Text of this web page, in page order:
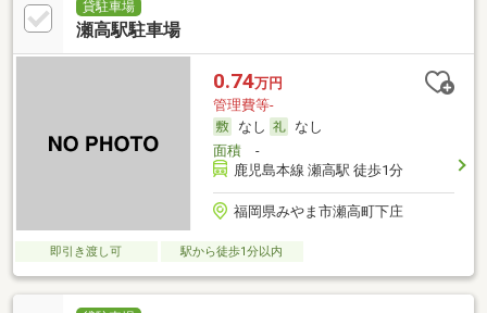
貸駐車場
瀬高駅駐車場
0.74万円
管理費等-
なし
なし
面積-
鹿児島本線 瀬高駅 徒歩1分
福岡県みやま市瀬高町下庄
即引き渡し可 駅から徒歩1分以内